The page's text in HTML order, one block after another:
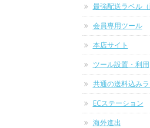
最強配送ラベル
会員専用ツール
本店サイト
ツール設置・利用
共通の送料込み
ECステーション
海外進出